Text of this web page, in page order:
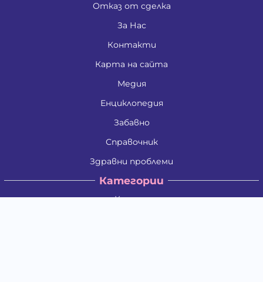
Отказ от сделка
За Нас
Контакти
Карта на сайта
Медия
Енциклопедия
Забавно
Справочник
Здравни проблеми
Категории
Кучета